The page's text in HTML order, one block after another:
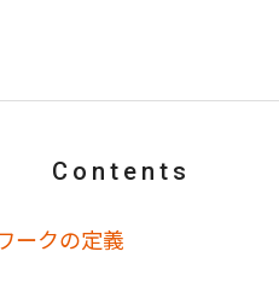
Contents
ークの定義